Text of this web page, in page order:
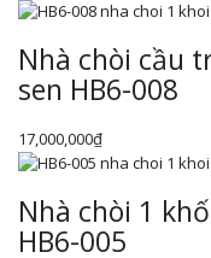
Nhà chòi cầu
sen HB6-008
17,000,000₫
Nhà chòi 1
HB6-005